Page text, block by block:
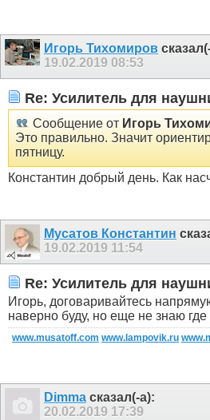
Игорь Тихомиров
19.02.2019 08:53
Re: Усилитель для
Сообщение от Игорь
Это правильно. Значит
пятницу.
Константин добрый день. Как
Мусатов Константин
19.02.2019 11:54
Re: Усилитель для
Игорь, договаривайтесь
наверно буду, но еще не знаю где
www.musatoff.com www.lampovik.ru
Dimma сказал(-а):
20.02.2019 17:39